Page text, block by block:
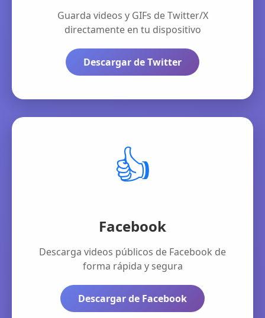
Guarda videos y GIFs de Twitter/X
directamente en tu dispositivo
Descargar de Twitter
👍
Facebook
Descarga videos públicos de Facebook de
forma rápida y segura
Descargar de Facebook